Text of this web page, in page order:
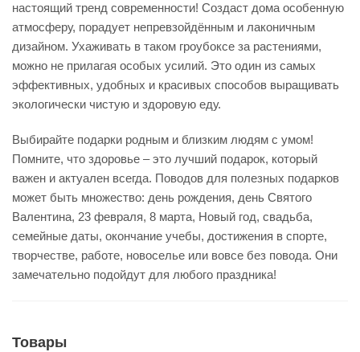
настоящий тренд современности! Создаст дома особенную
атмосферу, порадует непревзойдённым и лаконичным
дизайном. Ухаживать в таком гроубоксе за растениями,
можно не прилагая особых усилий. Это один из самых
эффективных, удобных и красивых способов выращивать
экологически чистую и здоровую еду.
Выбирайте подарки родным и близким людям с умом!
Помните, что здоровье – это лучший подарок, который
важен и актуален всегда. Поводов для полезных подарков
может быть множество: день рождения, день Святого
Валентина, 23 февраля, 8 марта, Новый год, свадьба,
семейные даты, окончание учебы, достижения в спорте,
творчестве, работе, новоселье или вовсе без повода. Они
замечательно подойдут для любого праздника!
Товары